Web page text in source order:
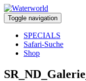
Toggle navigation
SPECIALS
Safari-Suche
Shop